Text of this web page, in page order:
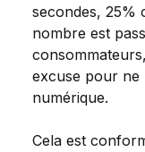
secondes, 25%
nombre est
excuse pour ne
numérique.
Cela est